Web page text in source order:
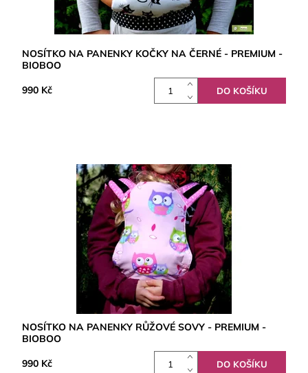
NOSÍTKO NA PANENKY KOČKY NA ČERNÉ - PREMIUM -
BIOBOO
990 Kč
NOSÍTKO NA PANENKY RŮŽOVÉ SOVY - PREMIUM -
BIOBOO
990 Kč